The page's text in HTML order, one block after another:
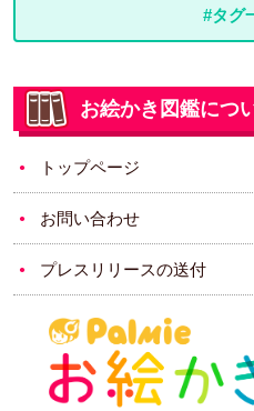
#タグ
お絵かき図鑑につ
トップページ
お問い合わせ
プレスリリースの送付